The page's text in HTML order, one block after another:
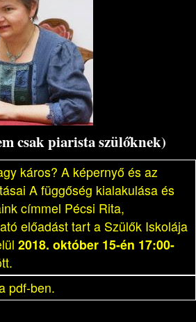
csak piarista szülőknek)
káros? A képernyő és az
A függőség kialakulása és
címmel Pécsi Rita,
előadást tart a Szülők Iskolája
2018. október 15-én 17:00-
pdf-ben.